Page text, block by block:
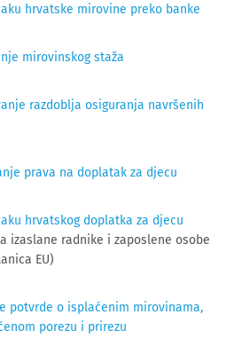
hrvatske mirovine preko banke
mirovinskog staža
razdoblja osiguranja navršenih
prava na doplatak za djecu
hrvatskog doplatka za djecu
izaslane radnike i zaposlene osobe
EU)
potvrde o isplaćenim mirovinama,
porezu i prirezu